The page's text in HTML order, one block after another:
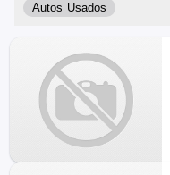
Autos Usados